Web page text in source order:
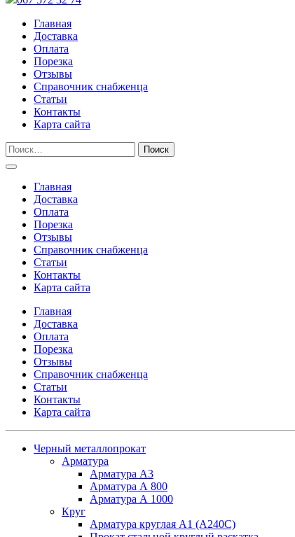
Главная
Доставка
Оплата
Порезка
Отзывы
Справочник снабженца
Статьи
Контакты
Карта сайта
Главная
Доставка
Оплата
Порезка
Отзывы
Справочник снабженца
Статьи
Контакты
Карта сайта
Главная
Доставка
Оплата
Порезка
Отзывы
Справочник снабженца
Статьи
Контакты
Карта сайта
Черный металлопрокат
Арматура
Арматура А3
Арматура А 800
Арматура А 1000
Круг
Арматура круглая А1 (А240C)